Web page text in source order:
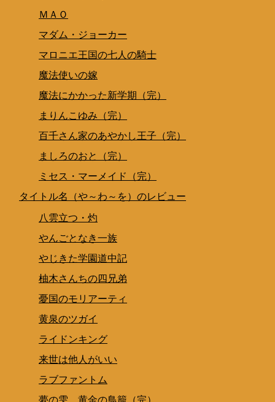
ＭＡＯ
マダム・ジョーカー
マロニエ王国の七人の騎士
魔法使いの嫁
魔法にかかった新学期（完）
まりんこゆみ（完）
百千さん家のあやかし王子（完）
ましろのおと（完）
ミセス・マーメイド（完）
タイトル名（や～わ～を）のレビュー
八雲立つ・灼
やんごとなき一族
やじきた学園道中記
柚木さんちの四兄弟
憂国のモリアーティ
黄泉のツガイ
ライドンキング
来世は他人がいい
ラブファントム
夢の雫、黄金の鳥籠（完）